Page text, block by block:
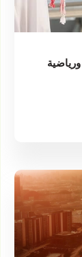
ورياضية